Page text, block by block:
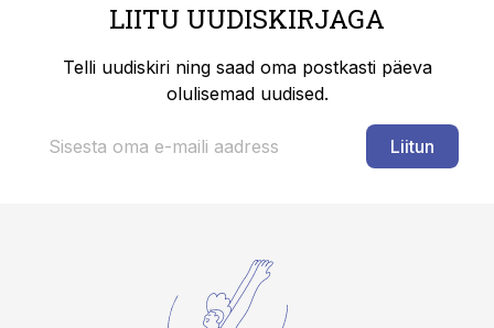
LIITU UUDISKIRJAGA
Telli uudiskiri ning saad oma postkasti päeva
olulisemad uudised.
Liitun